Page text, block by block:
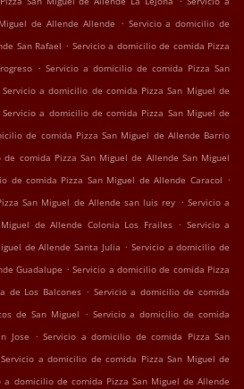
de Allende Allende . Servicio a domicilio de
San Rafael . Servicio a domicilio de comida Pizza
. Servicio a domicilio de comida Pizza San
Servicio a domicilio de comida Pizza San Miguel de
Servicio a domicilio de comida Pizza San Miguel de
de comida Pizza San Miguel de Allende Barrio
comida Pizza San Miguel de Allende San Miguel
de comida Pizza San Miguel de Allende Caracol .
San Miguel de Allende san luis rey . Servicio a
de Allende Colonia Los Frailes . Servicio a
de Allende Santa Julia . Servicio a domicilio de
Guadalupe . Servicio a domicilio de comida Pizza
de Los Balcones . Servicio a domicilio de comida
de San Miguel . Servicio a domicilio de comida
Jose . Servicio a domicilio de comida Pizza San
Servicio a domicilio de comida Pizza San Miguel de
a domicilio de comida Pizza San Miguel de Allende